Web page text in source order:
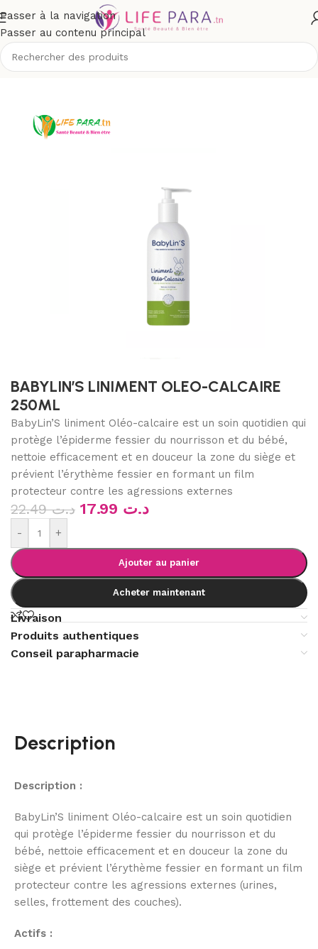
Passer à la navigation
Passer au contenu principal
/Bébé et maman/Change de bébé/Crème de change
BABYLIN’S LINIMENT OLEO-CALCAIRE
250ML
BabyLin’S liniment Oléo-calcaire est un soin quotidien qui
protège l’épiderme fessier du nourrisson et du bébé,
nettoie efficacement et en douceur la zone du siège et
prévient l’érythème fessier en formant un film
protecteur contre les agressions externes
د.ت22.49 د.ت
- +
Ajouter au panier
Acheter maintenant
Livraison
Produits authentiques
Conseil parapharmacie
Description
Description :
BabyLin’S liniment Oléo-calcaire est un soin quotidien
qui protège l’épiderme fessier du nourrisson et du
bébé, nettoie efficacement et en douceur la zone du
siège et prévient l’érythème fessier en formant un film
protecteur contre les agressions externes (urines,
selles, frottement des couches).
Actifs :